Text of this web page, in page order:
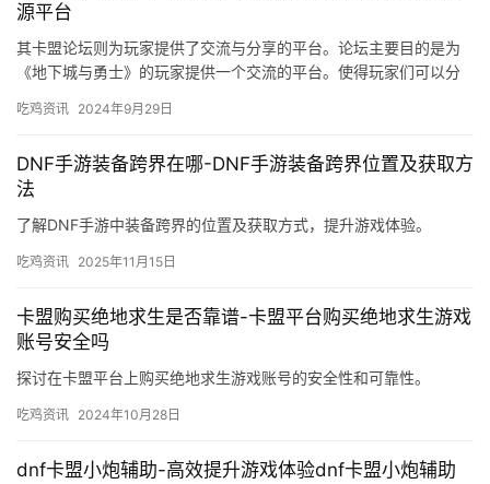
源平台
其卡盟论坛则为玩家提供了交流与分享的平台。论坛主要目的是为
《地下城与勇士》的玩家提供一个交流的平台。使得玩家们可以分
吃鸡资讯 2024年9月29日
DNF手游装备跨界在哪-DNF手游装备跨界位置及获取方
法
了解DNF手游中装备跨界的位置及获取方式，提升游戏体验。
吃鸡资讯 2025年11月15日
卡盟购买绝地求生是否靠谱-卡盟平台购买绝地求生游戏
账号安全吗
探讨在卡盟平台上购买绝地求生游戏账号的安全性和可靠性。
吃鸡资讯 2024年10月28日
dnf卡盟小炮辅助-高效提升游戏体验dnf卡盟小炮辅助